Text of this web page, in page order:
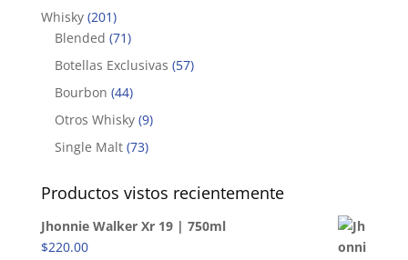
Whisky (201)
Blended (71)
Botellas Exclusivas (57)
Bourbon (44)
Otros Whisky (9)
Single Malt (73)
Productos vistos recientemente
Jhonnie Walker Xr 19 | 750ml
$220.00